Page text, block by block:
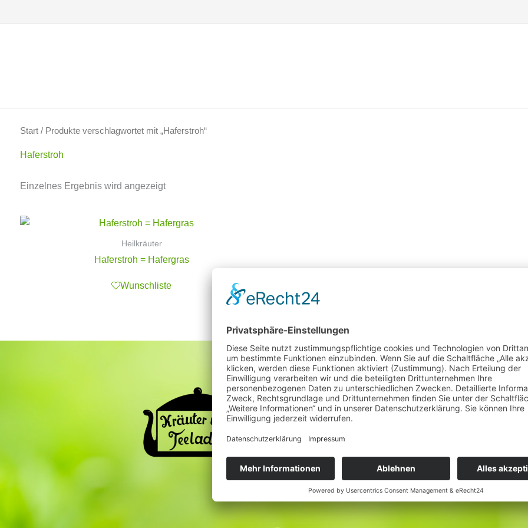
Inhalt
Start / Produkte verschlagwortet mit „Haferstroh“
Haferstroh
Einzelnes Ergebnis wird angezeigt
Heilkräuter
Haferstroh = Hafergras
Wunschliste